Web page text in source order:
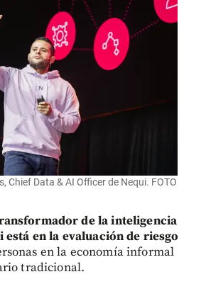
Chief Data & AI Officer de Nequi. FOTO
de la inteligencia
en la evaluación de riesgo
en la economía informal
tradicional.